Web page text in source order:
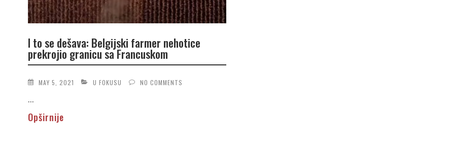
I to se dešava: Belgijski farmer nehotice
prekrojio granicu sa Francuskom
MAY 5, 2021 U FOKUSU NO COMMENTS
...
Opširnije